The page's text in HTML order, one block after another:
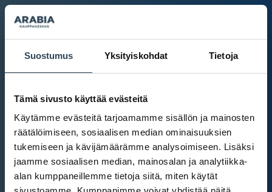
Suostumus Yksityiskohdat Tietoja
Tämä sivusto käyttää evästeitä
Käytämme evästeitä tarjoamamme sisällön ja mainosten
räätälöimiseen, sosiaalisen median ominaisuuksien
tukemiseen ja kävijämäärämme analysoimiseen. Lisäksi
jaamme sosiaalisen median, mainosalan ja analytiikka-
alan kumppaneillemme tietoja siitä, miten käytät